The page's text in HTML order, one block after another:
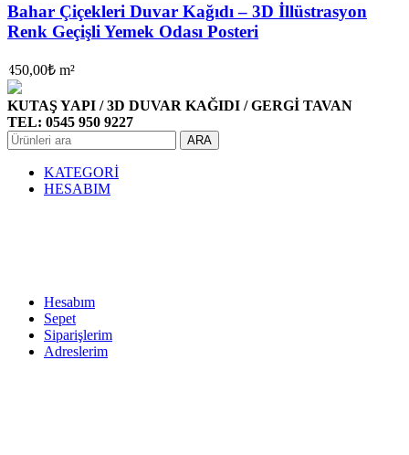
Bahar Çiçekleri Duvar Kağıdı – 3D İllüstrasyon
Renk Geçişli Yemek Odası Posteri
450,00₺ m²
KUTAŞ YAPI / 3D DUVAR KAĞIDI / GERGİ TAVAN
TEL: 0545 950 9227
ARA
KATEGORİ
HESABIM
Hesabım
Sepet
Siparişlerim
Adreslerim